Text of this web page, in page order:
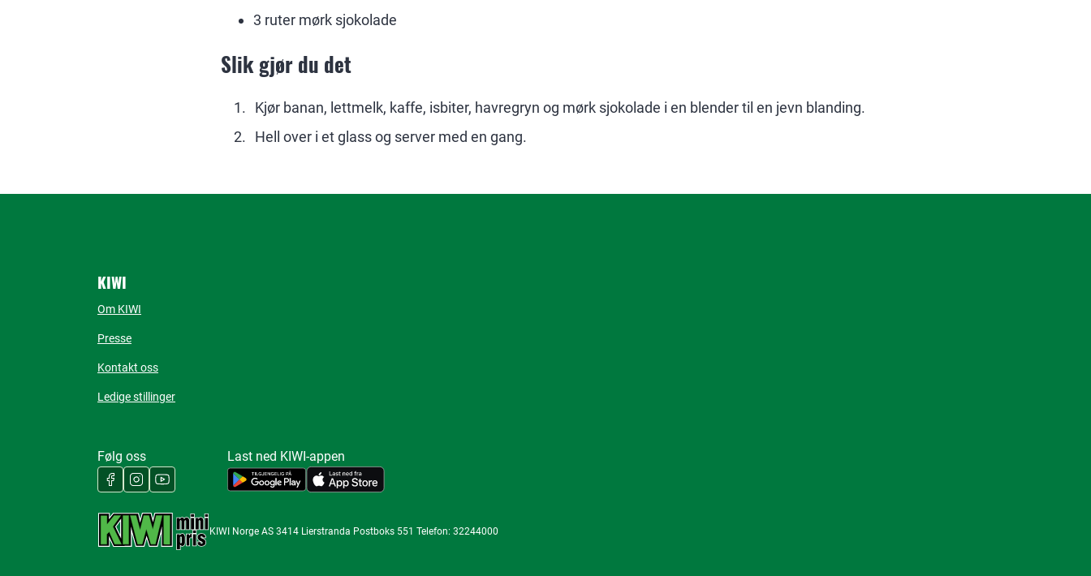
3 ruter mørk sjokolade
Slik gjør du det
Kjør banan, lettmelk, kaffe, isbiter, havregryn og mørk sjokolade i en blender til en jevn blanding.
Hell over i et glass og server med en gang.
KIWI
Om KIWI
Presse
Kontakt oss
Ledige stillinger
Følg oss Last ned KIWI-appen
KIWI Norge AS 3414 Lierstranda Postboks 551 Telefon: 32244000